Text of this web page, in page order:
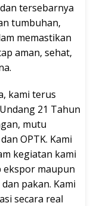
tersebarnya
tumbuhan,
memastikan
aman, sehat,
kami terus
21 Tahun
mutu
OPTK. Kami
kegiatan kami
ekspor maupun
pakan. Kami
secara real